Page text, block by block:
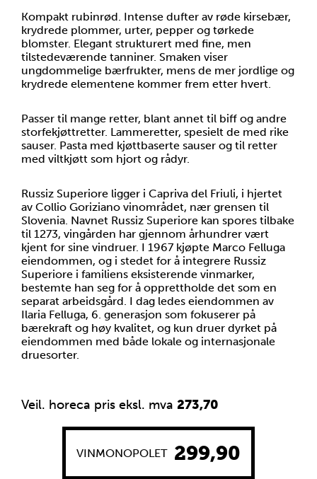
Kompakt rubinrød. Intense dufter av røde kirsebær,
krydrede plommer, urter, pepper og tørkede
blomster. Elegant strukturert med fine, men
tilstedeværende tanniner. Smaken viser
ungdommelige bærfrukter, mens de mer jordlige og
krydrede elementene kommer frem etter hvert.
Passer til mange retter, blant annet til biff og andre
storfekjøttretter. Lammeretter, spesielt de med rike
sauser. Pasta med kjøttbaserte sauser og til retter
med viltkjøtt som hjort og rådyr.
Russiz Superiore ligger i Capriva del Friuli, i hjertet
av Collio Goriziano vinområdet, nær grensen til
Slovenia. Navnet Russiz Superiore kan spores tilbake
til 1273, vingården har gjennom århundrer vært
kjent for sine vindruer. I 1967 kjøpte Marco Felluga
eiendommen, og i stedet for å integrere Russiz
Superiore i familiens eksisterende vinmarker,
bestemte han seg for å opprettholde det som en
separat arbeidsgård. I dag ledes eiendommen av
Ilaria Felluga, 6. generasjon som fokuserer på
bærekraft og høy kvalitet, og kun druer dyrket på
eiendommen med både lokale og internasjonale
druesorter.
Veil. horeca pris eksl. mva 273,70
VINMONOPOLET 299,90